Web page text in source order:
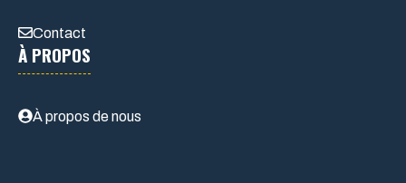
Contact
À PROPOS
À propos de nous